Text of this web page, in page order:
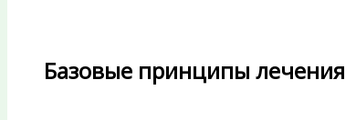
Базовые принципы лечения